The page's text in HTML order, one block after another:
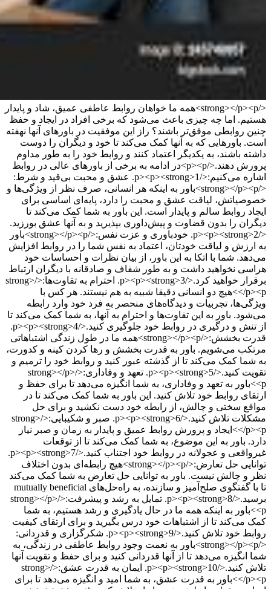
</strong></p><p>همه ما خواهان روابط عاطفی عمیق، شاد و پایدار
هستیم. اما چه چیزی باعث می‌شود که برخی افراد در ایجاد و حفظ
چنین روابطی موفق‌تر باشند؟ راز این موفقیت در باورهای آنها نهفته
است. باورهایی که به آنها کمک می‌کند تا خود و دیگران را دوست
داشته باشند، به یکدیگر اعتماد کنند و روابط خود را به طور مداوم
پرورش دهند.</p><p>در ادامه به برخی از باورهای عالی در روابط
اشاره می‌کنیم:</p><p><strong>1. عشق و محبت بی‌قید و شرط:
</strong></p><p>باور به اینکه هر انسانی، صرف نظر از ویژگی‌ها و
خصوصیاتش، لیاقت عشق و محبت را دارد، پایه‌ای اساسی برای
ایجاد روابط سالم و پایدار است. این باور به شما کمک می‌کند تا
دیگران را بدون قضاوت و پیش‌داوری بپذیرید و به آنها عشق بورزید.
</p><p><strong>2. خودباوری و عزت نفس:</strong></p><p>باور
به ارزش و لیاقت خودتان، اعتماد به نفس شما را در روابط افزایش
می‌دهد. شما با اتکا به این باور، از بیان نظرات و احساسات خود
هراسی نخواهید داشت و به طور شفاف و صادقانه با دیگران ارتباط
برقرار خواهید کرد.</p><p><strong>3. احترام به تفاوت‌ها:</strong>
</p><p>هیچ دو انسانی دقیقا شبیه به هم نیستند. هر کس با
ویژگی‌ها، تجربیات و دیدگاه‌های منحصر به فرد خود وارد رابطه
می‌شود. باور به این تفاوت‌ها و احترام به آنها، به شما کمک می‌کند تا
از تنش و درگیری در روابط خود جلوگیری کنید.</p><p><strong>4.
قدرت بخشش:</strong></p><p>همه ما در طول زندگی اشتباهاتی
مرتکب می‌شویم. باور به قدرت بخشش و رها کردن کینه و کدورت،
به شما کمک می‌کند تا از گذشته عبور کنید و روابط خود را ترمیم و
تقویت کنید.</p><p><strong>5. تعهد و وفاداری:</strong></p>
<p>باور به تعهد و وفاداری، به شما انگیزه می‌دهد تا برای حفظ و
ارتقای روابط خود تلاش کنید. این باور به شما کمک می‌کند تا در
مواقع سختی و چالش، از رابطه خود دست نکشید و برای حل
مشکلات تلاش کنید.</p><p><strong>6. صبر و شکیبایی:</strong>
</p><p>ایجاد و پرورش روابط عمیق و پایدار به زمان و صبر نیاز
دارد. باور به این موضوع، به شما کمک می‌کند تا از توقعات
غیرواقعی و عجولانه در روابط خود اجتناب کنید.</p><p><strong>7.
توانایی حل تعارض:</strong></p><p>هیچ رابطه‌ای بدون اختلاف
نظر و چالش نیست. باور به توانایی حل تعارض به شما کمک می‌کند
تا با گفتگوی صلح‌آمیز و سازنده، به راه‌حل‌های mutually beneficial
برسید.</p><p><strong>8. تمایل به رشد و پیشرفت:</strong></p>
<p>باور به اینکه همه ما در حال یادگیری و رشد هستیم، به شما
کمک می‌کند تا از اشتباهات خود درس بگیرید و برای ارتقای کیفیت
روابط خود تلاش کنید.</p><p><strong>9. شکرگزاری و قدردانی:
</strong></p><p>باور به نعمت وجود روابط عاطفی در زندگی، به
شما انگیزه می‌دهد تا از آنها قدردانی کنید و برای حفظ و تقویت آنها
تلاش کنید.</p><p><strong>10. ایمان به قدرت عشق:</strong>
</p><p>باور به قدرت عشق، به شما امید و انگیزه می‌دهد تا برای